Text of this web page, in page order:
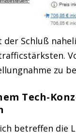
der Schluß
zu
Tech-
betreffen die